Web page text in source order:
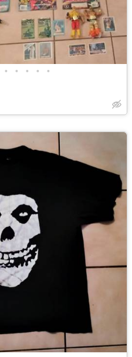
• • • • •